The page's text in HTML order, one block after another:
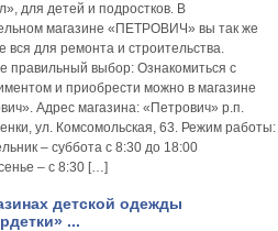
для детей и подростков. В
магазине «ПЕТРОВИЧ» вы так же
вся для ремонта и строительства.
правильный выбор: Ознакомиться с
и приобрести можно в магазине
Адрес магазина: «Петрович» р.п.
ул. Комсомольская, 63. Режим работы:
– суббота с 8:30 до 18:00
– с 8:30 […]
детской одежды
...